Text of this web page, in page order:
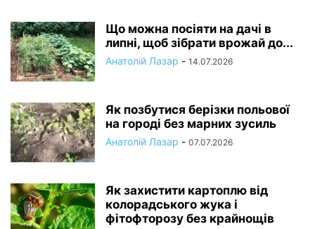
Що можна посіяти на дачі в
липні, щоб зібрати врожай до...
Анатолій Лазар - 14.07.2026
Як позбутися берізки польової
на городі без марних зусиль
Анатолій Лазар - 07.07.2026
Як захистити картоплю від
колорадського жука і
фітофторозу без крайнощів